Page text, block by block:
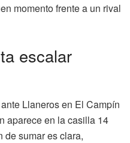
momento frente a un rival
escalar
Llaneros en El Campín
aparece en la casilla 14
de sumar es clara,